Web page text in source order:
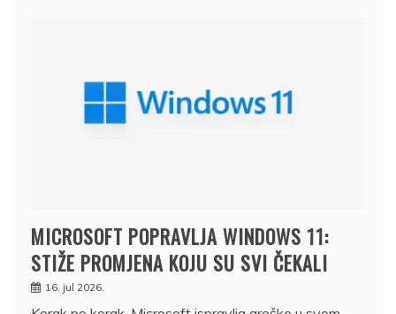
MICROSOFT POPRAVLJA WINDOWS 11:
STIŽE PROMJENA KOJU SU SVI ČEKALI
16. jul 2026.